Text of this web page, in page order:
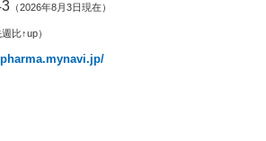
（2026年8月3日現在）
週比↑up）